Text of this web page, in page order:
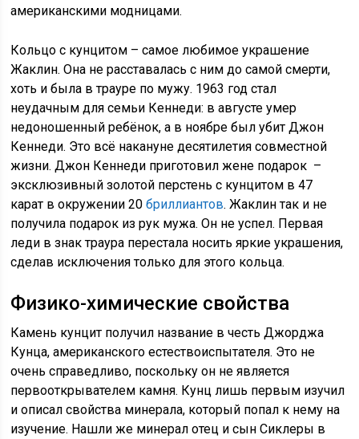
американскими модницами.
Кольцо с кунцитом – самое любимое украшение
Жаклин. Она не расставалась с ним до самой смерти,
хоть и была в трауре по мужу. 1963 год стал
неудачным для семьи Кеннеди: в августе умер
недоношенный ребёнок, а в ноябре был убит Джон
Кеннеди. Это всё накануне десятилетия совместной
жизни. Джон Кеннеди приготовил жене подарок –
эксклюзивный золотой перстень с кунцитом в 47
карат в окружении 20бриллиантов. Жаклин так и не
получила подарок из рук мужа. Он не успел. Первая
леди в знак траура перестала носить яркие украшения,
сделав исключения только для этого кольца.
Физико-химические свойства
Камень кунцит получил название в честь Джорджа
Кунца, американского естествоиспытателя. Это не
очень справедливо, поскольку он не является
первооткрывателем камня. Кунц лишь первым изучил
и описал свойства минерала, который попал к нему на
изучение. Нашли же минерал отец и сын Сиклеры в